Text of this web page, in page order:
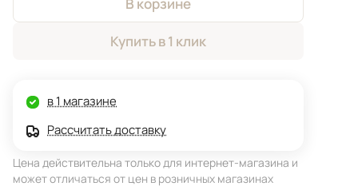
В корзине
Купить в 1 клик
в 1 магазине
Рассчитать доставку
Цена действительна только для интернет-магазина и
может отличаться от цен в розничных магазинах